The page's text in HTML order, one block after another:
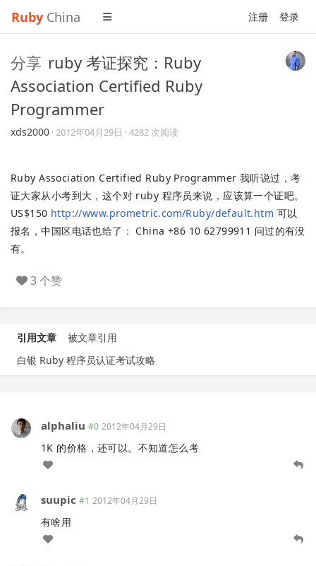
Ruby China 注册 登录
分享 ruby 考证探究：Ruby
Association Certified Ruby
Programmer
xds2000 ·2012年04月29日 · 4282 次阅读
Ruby Association Certified Ruby Programmer 我听说过，考
证大家从小考到大，这个对 ruby 程序员来说，应该算一个证吧。
US$150 http://www.prometric.com/Ruby/default.htm 可以
报名，中国区电话也给了： China +86 10 62799911 问过的有没
有。
3 个赞
引用文章
被文章引用
白银 Ruby 程序员认证考试攻略
alphaliu #0 2012年04月29日
1K 的价格，还可以。不知道怎么考
suupic #1 2012年04月29日
有啥用